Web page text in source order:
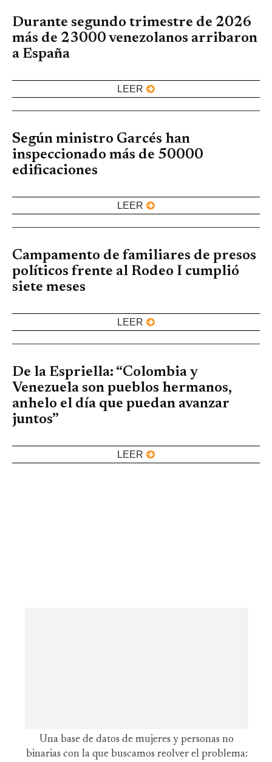
Durante segundo trimestre de 2026
más de 23000 venezolanos arribaron
a España
LEER
Según ministro Garcés han
inspeccionado más de 50000
edificaciones
LEER
Campamento de familiares de presos
políticos frente al Rodeo I cumplió
siete meses
LEER
De la Espriella: “Colombia y
Venezuela son pueblos hermanos,
anhelo el día que puedan avanzar
juntos”
LEER
Una base de datos de mujeres y personas no
binarias con la que buscamos reolver el problema: